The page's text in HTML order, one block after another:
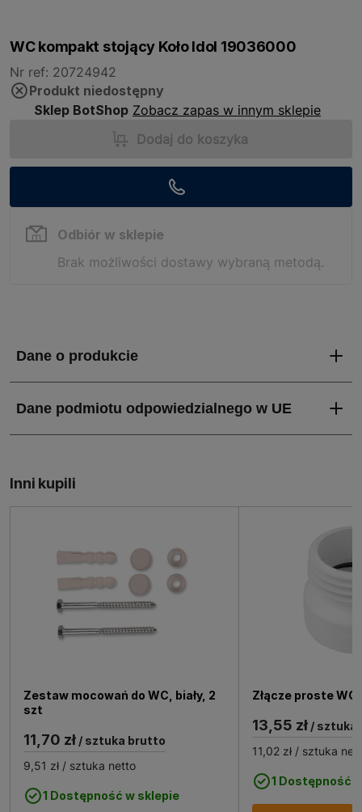
WC kompakt stojący Koło Idol 19036000
Nr ref: 20724942
Produkt niedostępny
Sklep BotShop Zobacz zapas w innym sklepie
Dodaj do koszyka
Odbiór w sklepie
Brak możliwości dostawy wybraną metodą.
Inni kupili
Zestaw mocowań do WC, biały, 2
szt
11,70 zł / sztuka brutto
9,51 zł / sztuka netto
1 Dostępność w sklepie
Złącze proste WC
13,55 zł/ sztuka
11,02 zł/ sztuka
1 Dostępność